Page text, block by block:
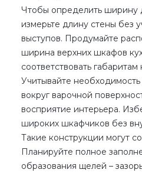
Чтобы определить ширину
измерьте длину стены без
выступов. Продумайте
ширина верхних шкафов
соответствовать
Учитывайте
вокруг варочной
восприятие интерьера.
широких шкафчиков без
Такие конструкции могут
Планируйте полное
образования щелей –